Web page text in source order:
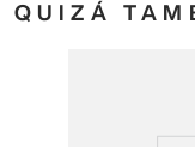
QUIZÁ